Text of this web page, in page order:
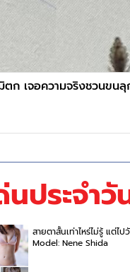
ก เจอความจริงชวนขน
นประจำวั
สายตาสั้นเท่าไหร่ไม่รู้ แต่ไป
Model: Nene Shida